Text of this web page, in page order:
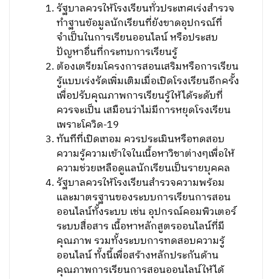
รัฐบาลควรให้โรงเรียนทั่วประเทศเร่งสำรวจ
ทำฐานข้อมูลนักเรียนที่ยังขาดอุปกรณ์ที่
จำเป็นในการเรียนออนไลน์ หรือประสบ
ปัญหาอื่นที่กระทบการเรียนรู้
ต้องเตรียมโครงการสอนเสริมหรือการเรียน
รู้แบบเร่งรัดเพิ่มเติมเมื่อเปิดโรงเรียนอีกครั้ง
เพื่อปรับคุณภาพการเรียนรู้ให้ได้ระดับที่
ควรจะเป็น เสมือนว่าไม่มีการหยุดโรงเรียน
เพราะโควิด-19
ทันทีที่เปิดเทอม ควรประเมินหรือทดสอบ
ความรู้ความเข้าใจในเนื้อหาวิชาต่างๆเพื่อให้
ความช่วยเหลือดูแลนักเรียนเป็นรายบุคคล
รัฐบาลควรให้โรงเรียนสำรวจความพร้อม
และมาตรฐานของระบบการเรียนการสอน
ออนไลน์ทั้งระบบ เช่น อุปกรณ์คอมพิวเตอร์
ระบบสื่อสาร เนื้อหาหลักสูตรออนไลน์ที่มี
คุณภาพ รวมทั้งระบบการทดสอบความรู้
ออนไลน์ ทั้งนี้เพื่อสร้างหลักประกันด้าน
คุณภาพการเรียนการสอนออนไลน์ให้ได้